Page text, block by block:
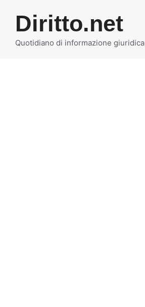
contenuto
Diritto.net
Quotidiano di informazione giuridica